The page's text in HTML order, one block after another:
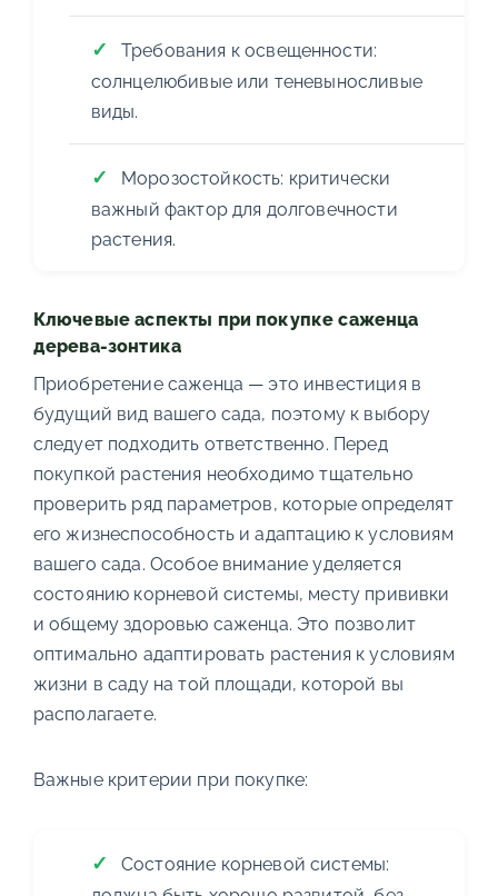
Требования к освещенности:
солнцелюбивые или теневыносливые
виды.
Морозостойкость: критически
важный фактор для долговечности
растения.
Ключевые аспекты при покупке саженца
дерева-зонтика
Приобретение саженца — это инвестиция в
будущий вид вашего сада, поэтому к выбору
следует подходить ответственно. Перед
покупкой растения необходимо тщательно
проверить ряд параметров, которые определят
его жизнеспособность и адаптацию к условиям
вашего сада. Особое внимание уделяется
состоянию корневой системы, месту прививки
и общему здоровью саженца. Это позволит
оптимально адаптировать растения к условиям
жизни в саду на той площади, которой вы
располагаете.
Важные критерии при покупке:
Состояние корневой системы: